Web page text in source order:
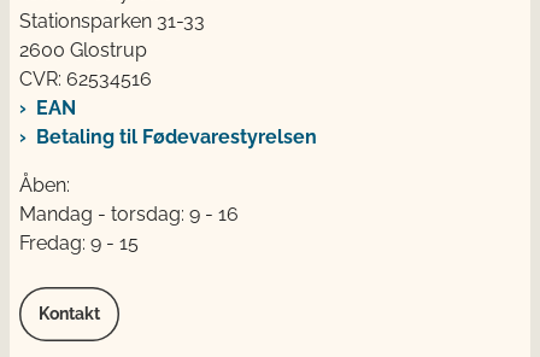
Stationsparken 31-33
2600 Glostrup
CVR: 62534516
EAN
Betaling til Fødevarestyrelsen
Åben:
Mandag - torsdag: 9 - 16
Fredag: 9 - 15
Kontakt